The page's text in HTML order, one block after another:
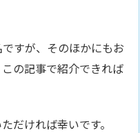
すが、そのほかにもお
の記事で紹介できれば
だければ幸いです。